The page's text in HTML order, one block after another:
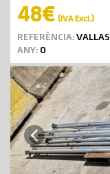
48€ (IVA Excl.)
REFERÈNCIA:VALLAS
ANY: 0
Previous